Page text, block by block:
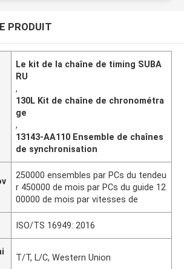
PRODUIT
Le kit de la chaîne de timing SUBA
RU
,
130L Kit de chaîne de chronométra
ge
,
13143-AA110 Ensemble de chaînes
de synchronisation
250000 ensembles par PCs du tendeu
r 450000 de mois par PCs du guide 12
00000 de mois par vitesses de
ISO/TS 16949: 2016
T/T, L/C, Western Union